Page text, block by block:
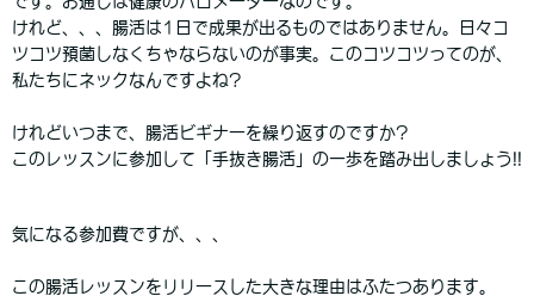
けれど、、、腸活は1日で成果が出るものではありません。日々コ
ツコツ預菌しなくちゃならないのが事実。このコツコツってのが、
私たちにネックなんですよね?
けれどいつまで、腸活ビギナーを繰り返すのですか?
このレッスンに参加して「手抜き腸活」の一歩を踏み出しましょう!!
気になる参加費ですが、、、
この腸活レッスンをリリースした大きな理由はふたつあります。